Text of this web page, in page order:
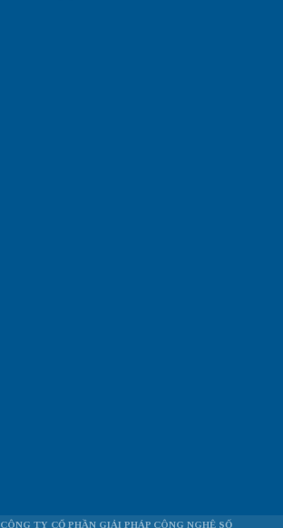
CÔNG TY CỔ PHẦN GIẢI PHÁP CÔNG NGHỆ SỐ